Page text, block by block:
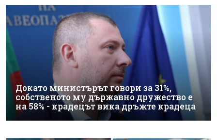
Докато министърът говори за 31%,
собственото му държавно дружество е
на 58% - крадецът вика дръжте крадеца